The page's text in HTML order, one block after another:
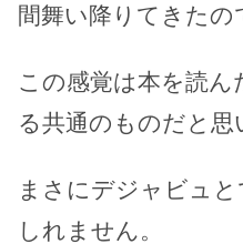
間舞い降りてきたの
この感覚は本を読
る共通のものだと思
まさにデジャビュ
しれません。